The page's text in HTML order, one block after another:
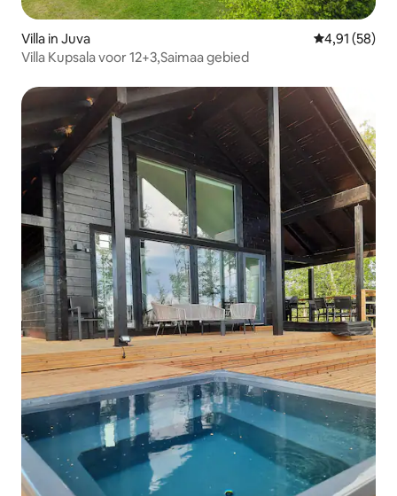
Villa in Juva Gemiddelde
4,91 (58)
Villa Kupsala voor 12+3,Saimaa gebied